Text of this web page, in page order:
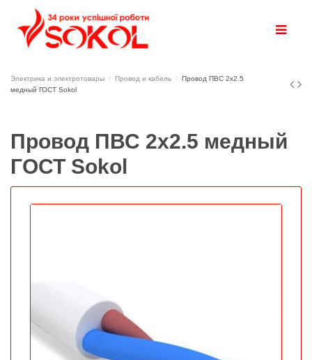
Электрика и электротовары Провод и кабель
Провод ПВС 2х2.5
медный ГОСТ Sokol
Провод ПВС 2х2.5 медный
ГОСТ Sokol